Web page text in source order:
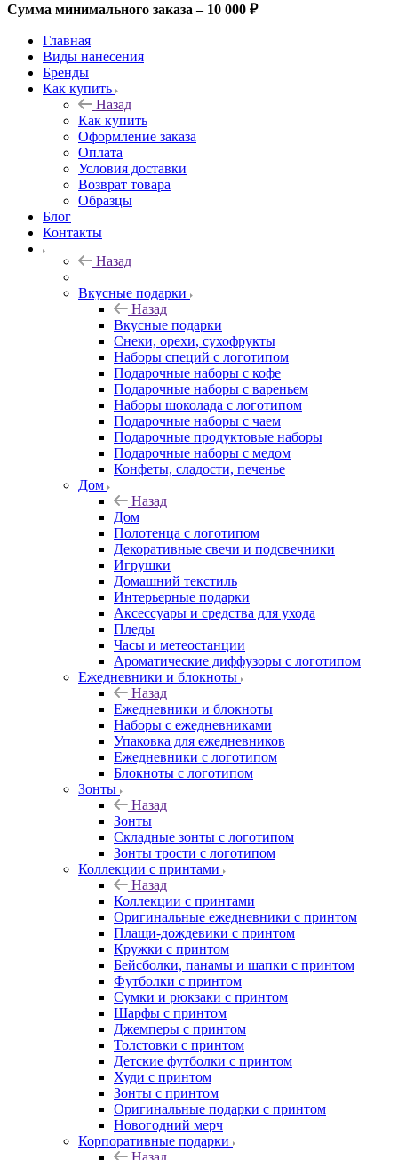
Сумма минимального заказа – 10 000 ₽
Главная
Виды нанесения
Бренды
Как купить
Назад
Как купить
Оформление заказа
Оплата
Условия доставки
Возврат товара
Образцы
Блог
Контакты
Назад
Вкусные подарки
Назад
Вкусные подарки
Снеки, орехи, сухофрукты
Наборы специй с логотипом
Подарочные наборы с кофе
Подарочные наборы с вареньем
Наборы шоколада с логотипом
Подарочные наборы с чаем
Подарочные продуктовые наборы
Подарочные наборы с медом
Конфеты, сладости, печенье
Дом
Назад
Дом
Полотенца с логотипом
Декоративные свечи и подсвечники
Игрушки
Домашний текстиль
Интерьерные подарки
Аксессуары и средства для ухода
Пледы
Часы и метеостанции
Ароматические диффузоры с логотипом
Ежедневники и блокноты
Назад
Ежедневники и блокноты
Наборы с ежедневниками
Упаковка для ежедневников
Ежедневники с логотипом
Блокноты с логотипом
Зонты
Назад
Зонты
Складные зонты с логотипом
Зонты трости с логотипом
Коллекции с принтами
Назад
Коллекции с принтами
Оригинальные ежедневники с принтом
Плащи-дождевики с принтом
Кружки с принтом
Бейсболки, панамы и шапки с принтом
Футболки с принтом
Сумки и рюкзаки с принтом
Шарфы с принтом
Джемперы с принтом
Толстовки с принтом
Детские футболки с принтом
Худи с принтом
Зонты с принтом
Оригинальные подарки с принтом
Новогодний мерч
Корпоративные подарки
Назад